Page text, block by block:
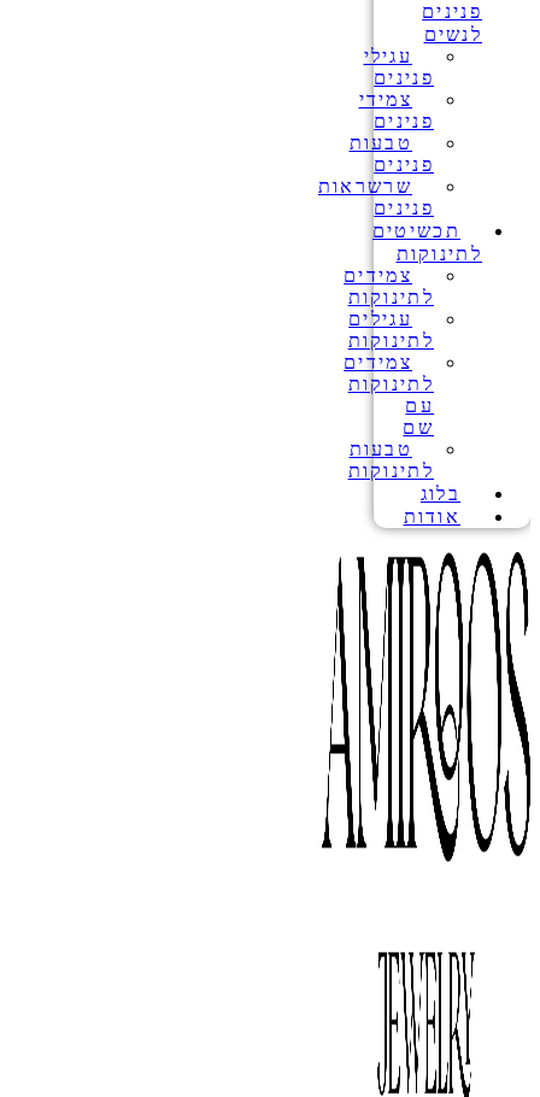
פנינים
לנשים
עגילי
פנינים
צמידי
פנינים
טבעות
פנינים
שרשראות
פנינים
תכשיטים
לתינוקות
צמידים
לתינוקות
עגילים
לתינוקות
צמידים
לתינוקות
עם
שם
טבעות
לתינוקות
בלוג
אודות